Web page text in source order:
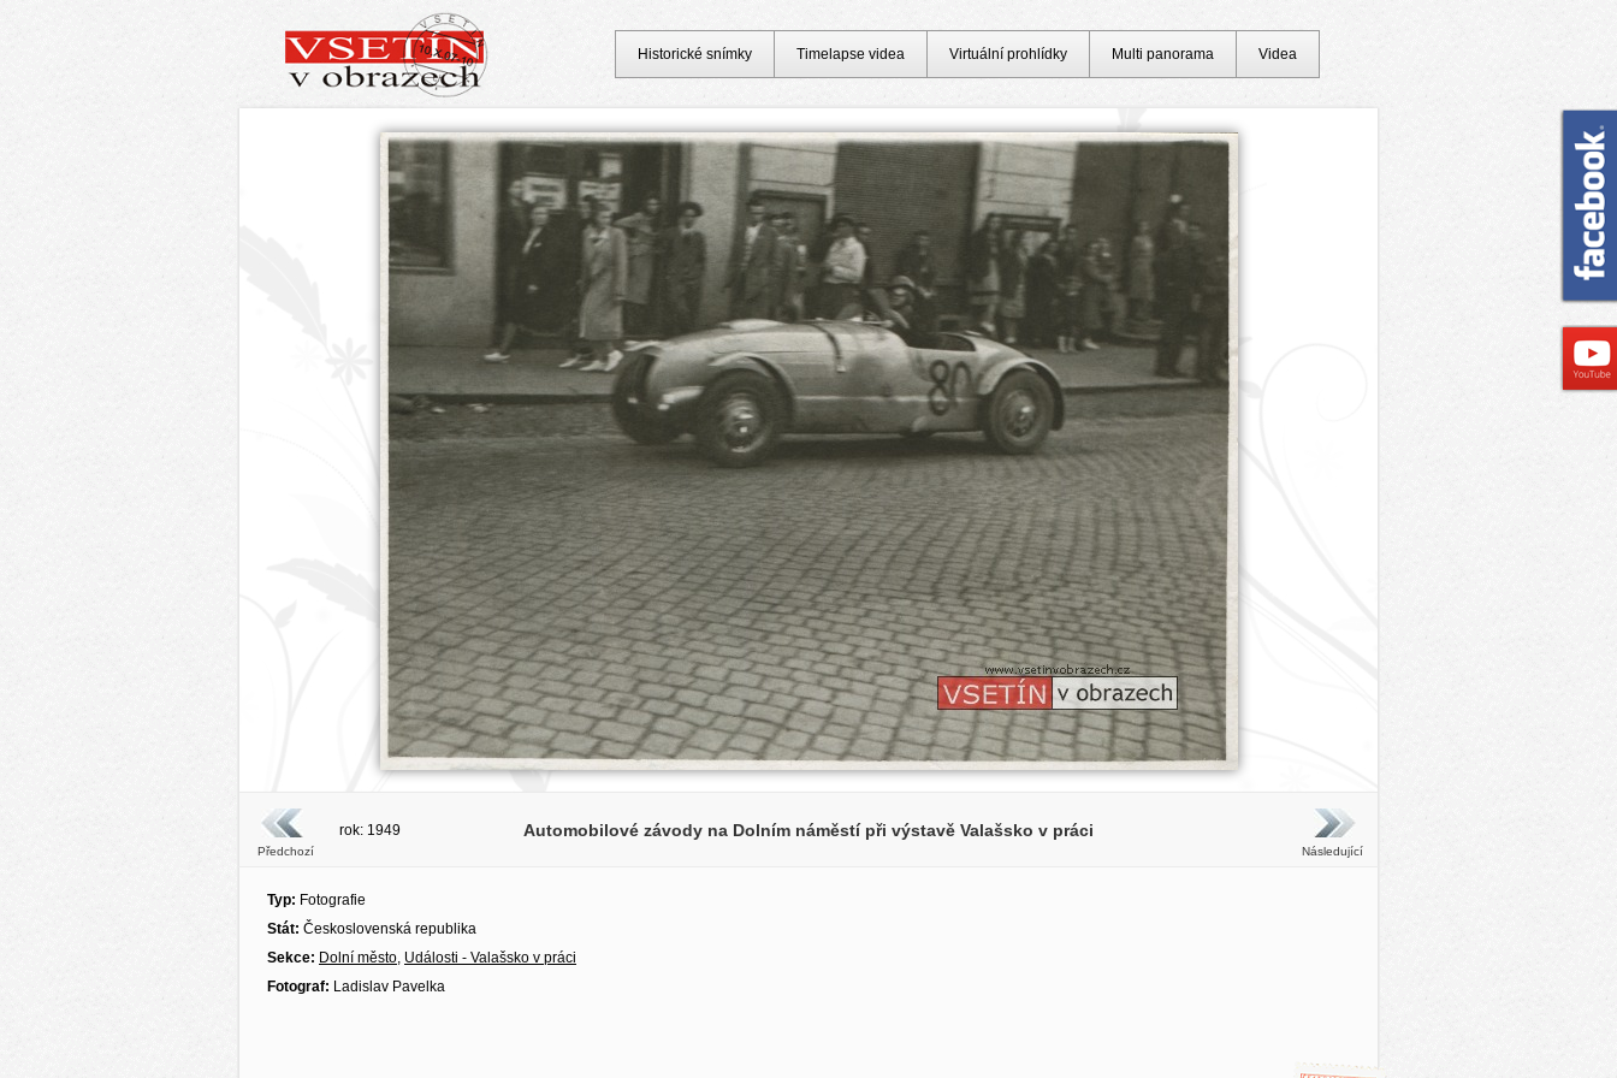
Předchozí
rok: 1949 Automobilové závody na Dolním náměstí při výstavě Valašsko v práci
Následující
Typ: Fotografie
Stát: Československá republika
Sekce: Dolní město, Události - Valašsko v práci
Fotograf: Ladislav Pavelka
Historické snímky Timelapse videa Virtuální prohlídky Multi panorama Videa